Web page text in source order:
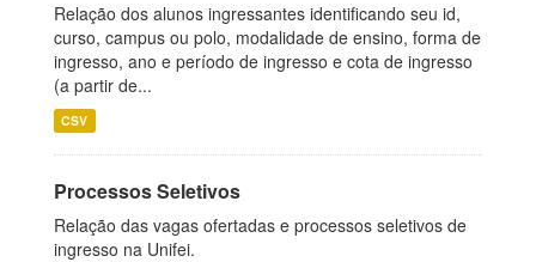
Relação dos alunos ingressantes identificando seu id,
curso, campus ou polo, modalidade de ensino, forma de
ingresso, ano e período de ingresso e cota de ingresso
(a partir de...
CSV
Processos Seletivos
Relação das vagas ofertadas e processos seletivos de
ingresso na Unifei.